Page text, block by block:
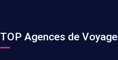
TOP Agences de Voyage